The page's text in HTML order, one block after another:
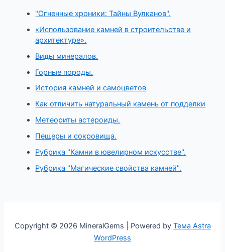
"Огненные хроники: Тайны Вулканов".
«Использование камней в строительстве и
архитектуре».
Виды минералов.
Горные породы.
История камней и самоцветов
Как отличить натуральный камень от подделки
Метеориты астероиды.
Пещеры и сокровища.
Рубрика "Камни в ювелирном искусстве".
Рубрика "Магические свойства камней".
Copyright © 2026 MineralGems | Powered by Тема Astra
WordPress